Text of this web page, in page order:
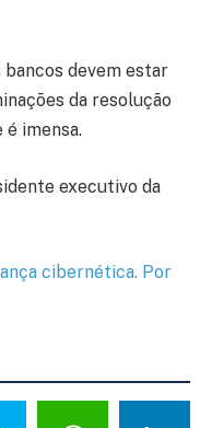
bancos devem estar
da resolução
é imensa.
executivo da
cibernética. Por